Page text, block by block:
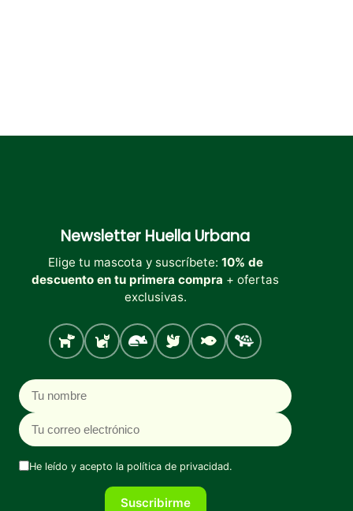
Newsletter Huella Urbana
Elige tu mascota y suscríbete: 10% de
descuento en tu primera compra + ofertas
exclusivas.
Perro Gato Roedores
Aves PecesTortugas
Nombre
Correo electrónico
He leído y acepto la política de privacidad.
Suscribirme